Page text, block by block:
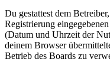
Du gestattest dem
Registrierung
(Datum und Uhrzeit der
deinem Browser
Betrieb des Boards zu